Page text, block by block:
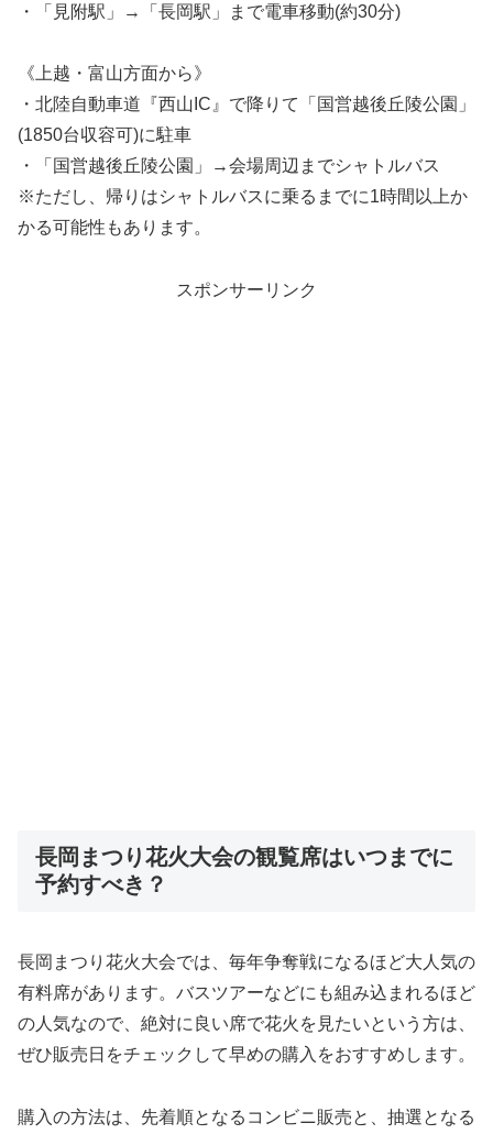
・「見附駅」→「長岡駅」まで電車移動(約30分)
《上越・富山方面から》
・北陸自動車道『西山IC』で降りて「国営越後丘陵公園」
(1850台収容可)に駐車
・「国営越後丘陵公園」→会場周辺までシャトルバス
※ただし、帰りはシャトルバスに乗るまでに1時間以上か
かる可能性もあります。
スポンサーリンク
長岡まつり花火大会の観覧席はいつまでに
予約すべき？
長岡まつり花火大会では、毎年争奪戦になるほど大人気の
有料席があります。バスツアーなどにも組み込まれるほど
の人気なので、絶対に良い席で花火を見たいという方は、
ぜひ販売日をチェックして早めの購入をおすすめします。
購入の方法は、先着順となるコンビニ販売と、抽選となる